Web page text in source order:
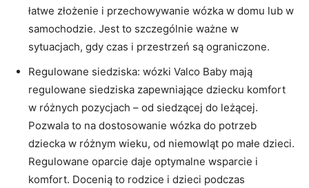
łatwe złożenie i przechowywanie wózka w domu lub w
samochodzie. Jest to szczególnie ważne w
sytuacjach, gdy czas i przestrzeń są ograniczone.
Regulowane siedziska: wózki Valco Baby mają
regulowane siedziska zapewniające dziecku komfort
w różnych pozycjach – od siedzącej do leżącej.
Pozwala to na dostosowanie wózka do potrzeb
dziecka w różnym wieku, od niemowląt po małe dzieci.
Regulowane oparcie daje optymalne wsparcie i
komfort. Docenią to rodzice i dzieci podczas